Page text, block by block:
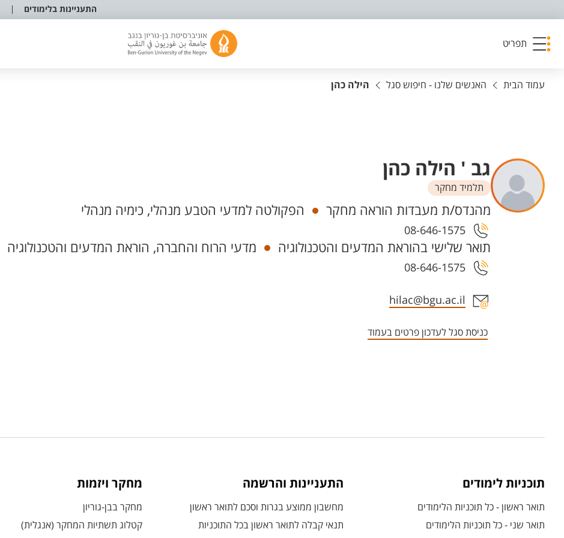
התעניינות בלימודים
תפריט
עמוד הבית האנשים שלנו - חיפוש סגל הילה כהן
גב ' הילה כהן
תלמיד מחקר
יחידות
מהנדס/ת מעבדות הוראה מחקר הפקולטה למדעי הטבע מנהלי, כימיה מנהלי
08-646-1575
תואר שלישי בהוראת המדעים והטכנולוגיה מדעי הרוח והחברה, הוראת המדעים והטכנולוגיה
08-646-1575
אזור צור קשר עם איש הסגל
hilac@bgu.ac.il
כניסת סגל לעדכון פרטים בעמוד
תוכניות לימודים
תואר ראשון - כל תוכניות הלימודים
תואר שני - כל תוכניות הלימודים
התעניינות והרשמה
מחשבון ממוצע בגרות וסכם לתואר ראשון
תנאי קבלה לתואר ראשון בכל התוכניות
מחקר ויזמות
מחקר בבן-גוריון
קטלוג תשתיות המחקר (אנגלית)